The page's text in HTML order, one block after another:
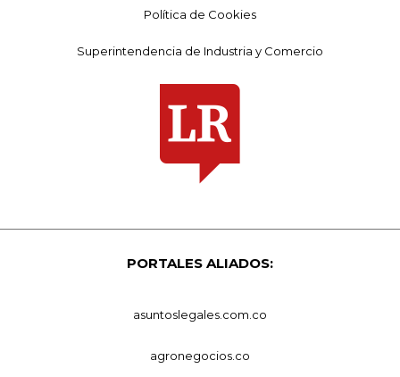
Política de Cookies
Superintendencia de Industria y Comercio
PORTALES ALIADOS:
asuntoslegales.com.co
agronegocios.co